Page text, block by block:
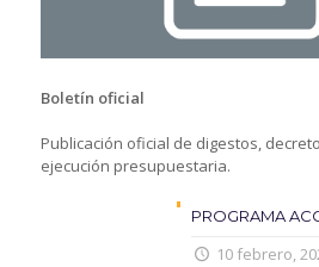
Boletín oficial
Publicación oficial de digestos,
ejecución presupuestaria.
PROGRAMA
10 febrero,